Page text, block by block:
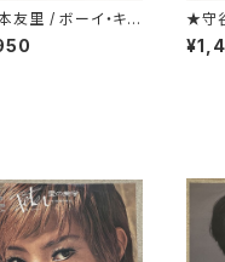
友里 / ボーイ・キラ
★守
ッカ